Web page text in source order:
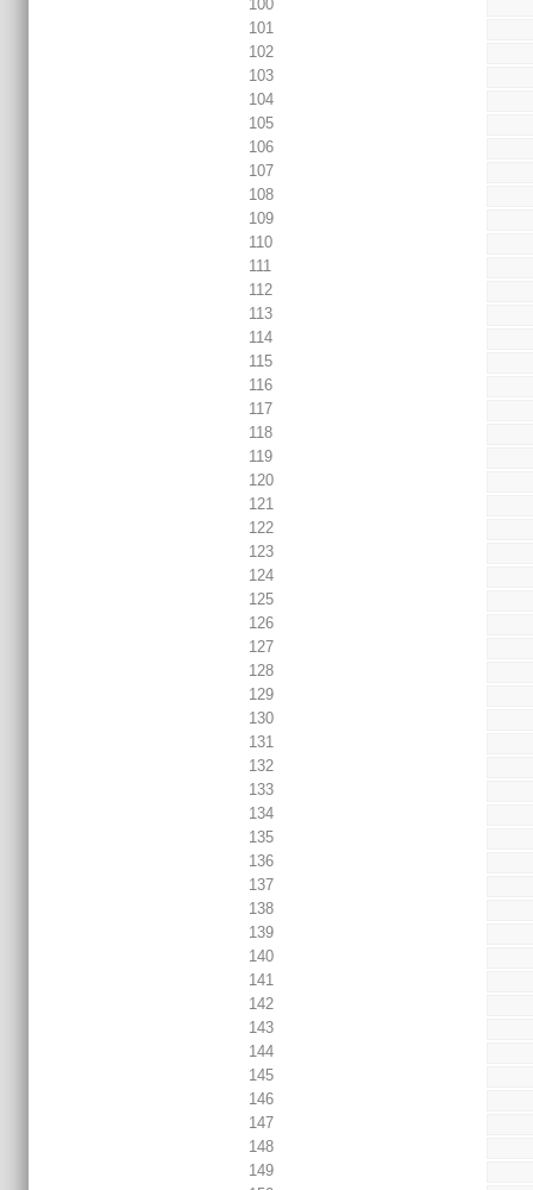
100
101
102
103
104
105
106
107
108
109
110
111
112
113
114
115
116
117
118
119
120
121
122
123
124
125
126
127
128
129
130
131
132
133
134
135
136
137
138
139
140
141
142
143
144
145
146
147
148
149